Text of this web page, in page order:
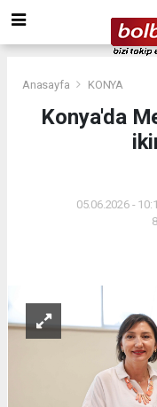
Anasayfa KONYA
Konya'da
05.06.2026 -